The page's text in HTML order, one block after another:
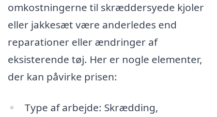
omkostningerne til skræddersyede kjoler
eller jakkesæt være anderledes end
reparationer eller ændringer af
eksisterende tøj. Her er nogle elementer,
der kan påvirke prisen:
Type af arbejde: Skrædding,